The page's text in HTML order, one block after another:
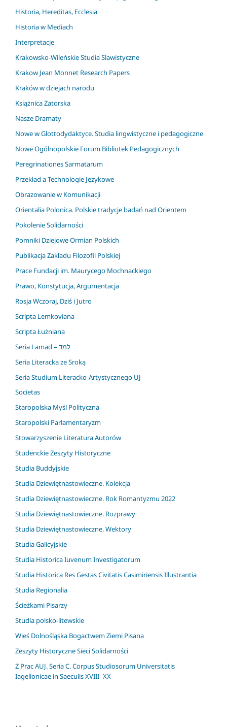
Historia, Hereditas, Ecclesia
Historia w Mediach
Interpretacje
Krakowsko-Wileńskie Studia Slawistyczne
Krakow Jean Monnet Research Papers
Kraków w dziejach narodu
Książnica Zatorska
Nasze Dramaty
Nowe w Glottodydaktyce. Studia lingwistyczne i pedagogiczne
Nowe Ogólnopolskie Forum Bibliotek Pedagogicznych
Peregrinationes Sarmatarum
Przekład a Technologie Językowe
Obrazowanie w Komunikacji
Orientalia Polonica. Polskie tradycje badań nad Orientem
Pokolenie Solidarności
Pomniki Dziejowe Ormian Polskich
Publikacja Zakładu Filozofii Polskiej
Prace Fundacji im. Maurycego Mochnackiego
Prawo, Konstytucja, Argumentacja
Rosja Wczoraj, Dziś i Jutro
Scripta Lemkoviana
Scripta Łużniana
Seria Lamad – למד
Seria Literacka ze Sroką
Seria Studium Literacko-Artystycznego UJ
Societas
Staropolska Myśl Polityczna
Staropolski Parlamentaryzm
Stowarzyszenie Literatura Autorów
Studenckie Zeszyty Historyczne
Studia Buddyjskie
Studia Dziewiętnastowieczne. Kolekcja
Studia Dziewiętnastowieczne. Rok Romantyzmu 2022
Studia Dziewiętnastowieczne. Rozprawy
Studia Dziewiętnastowieczne. Wektory
Studia Galicyjskie
Studia Historica Iuvenum Investigatorum
Studia Historica Res Gestas Civitatis Casimiriensis Illustrantia
Studia Regionalia
Ścieżkami Pisarzy
Studia polsko-litewskie
Wieś Dolnośląska Bogactwem Ziemi Pisana
Zeszyty Historyczne Sieci Solidarności
Z Prac AUJ. Seria C. Corpus Studiosorum Universitatis
Iagellonicae in Saeculis XVIII–XX